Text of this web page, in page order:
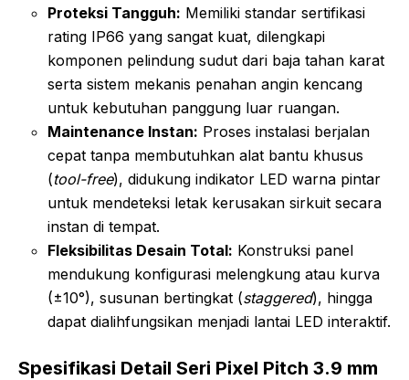
Proteksi Tangguh: Memiliki standar sertifikasi
rating IP66 yang sangat kuat, dilengkapi
komponen pelindung sudut dari baja tahan karat
serta sistem mekanis penahan angin kencang
untuk kebutuhan panggung luar ruangan.
Maintenance Instan: Proses instalasi berjalan
cepat tanpa membutuhkan alat bantu khusus
(tool-free), didukung indikator LED warna pintar
untuk mendeteksi letak kerusakan sirkuit secara
instan di tempat.
Fleksibilitas Desain Total: Konstruksi panel
mendukung konfigurasi melengkung atau kurva
(±10°), susunan bertingkat (staggered), hingga
dapat dialihfungsikan menjadi lantai LED interaktif.
Spesifikasi Detail Seri Pixel Pitch 3.9 mm